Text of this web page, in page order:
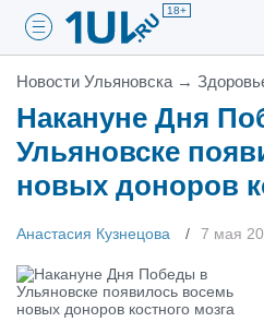
18+
Новости Ульяновска →
Накануне Дня
Ульяновске
новых доноров
Анастасия Кузнецова 7 мая